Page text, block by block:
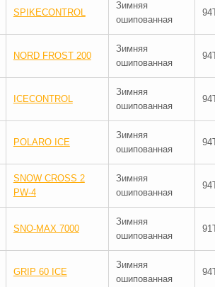
SPIKECONTROL
Зимняя
ошипованная
NORD FROST 200
Зимняя
ошипованная
ICECONTROL
Зимняя
ошипованная
POLARO ICE
Зимняя
ошипованная
SNOW CROSS 2
PW-4
Зимняя
ошипованная
SNO-MAX 7000
Зимняя
ошипованная
GRIP 60 ICE
Зимняя
ошипованная